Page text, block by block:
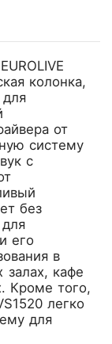
колонка,
от
систему
с
без
его
в
залах, кафе
Кроме того,
легко
для